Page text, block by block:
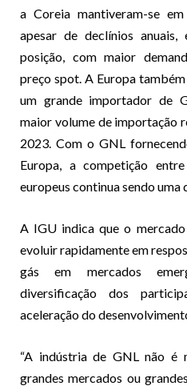
a Coreia mantiveram-se
apesar de declínios
posição, com maior
preço spot. A Europa
um grande importador de
maior volume de importação
2023. Com o GNL
Europa, a competição
europeus continua sendo
A IGU indica que o
evoluir rapidamente em
gás em mercados
diversificação dos
aceleração do
“A indústria de GNL não é
grandes mercados ou